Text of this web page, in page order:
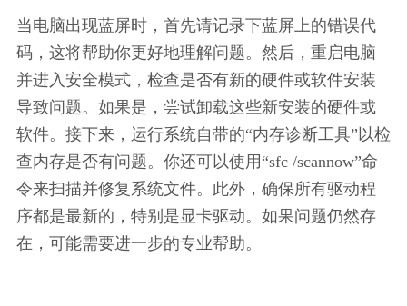
当电脑出现蓝屏时，首先请记录下蓝屏上的错误代
码，这将帮助你更好地理解问题。然后，重启电脑
并进入安全模式，检查是否有新的硬件或软件安装
导致问题。如果是，尝试卸载这些新安装的硬件或
软件。接下来，运行系统自带的“内存诊断工具”以检
查内存是否有问题。你还可以使用“sfc /scannow”命
令来扫描并修复系统文件。此外，确保所有驱动程
序都是最新的，特别是显卡驱动。如果问题仍然存
在，可能需要进一步的专业帮助。